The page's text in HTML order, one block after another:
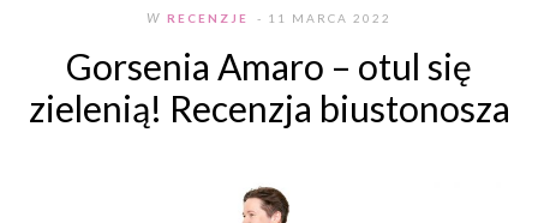
W RECENZJE - 11 MARCA 2022
Gorsenia Amaro – otul się
zielenią! Recenzja biustonosza